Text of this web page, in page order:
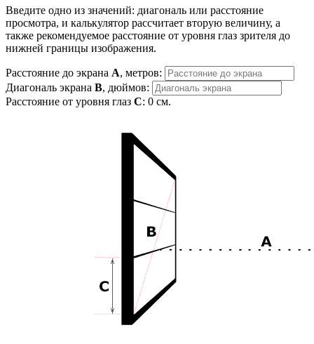
Введите одно из значений: диагональ или расстояние
просмотра, и калькулятор рассчитает вторую величину, а
также рекомендуемое расстояние от уровня глаз зрителя до
нижней границы изображения.
Расстояние до экрана A, метров:
Диагональ экрана B, дюймов:
Расстояние от уровня глаз C: 0 см.